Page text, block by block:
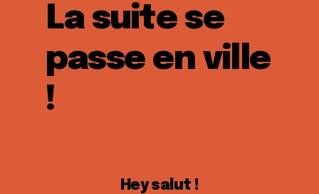
La suite se
passe en ville
!
Hey salut !